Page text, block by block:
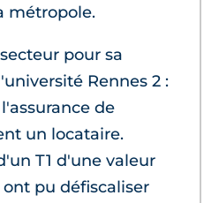
métropole.
pour sa
Rennes 2 :
de
un locataire.
T1 d'une valeur
ont pu défiscaliser